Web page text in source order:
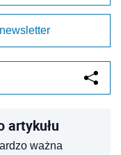
artykułu
ważna